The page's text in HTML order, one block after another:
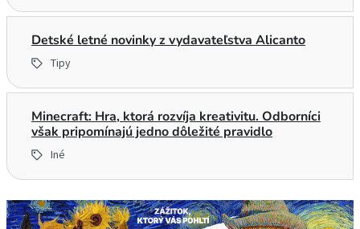
Detské letné novinky z vydavateľstva Alicanto
Tipy
Minecraft: Hra, ktorá rozvíja kreativitu. Odborníci
však pripomínajú jedno dôležité pravidlo
Iné